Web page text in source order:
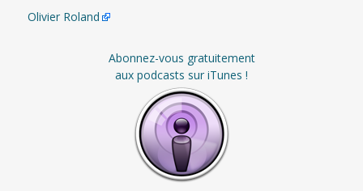
Olivier Roland
Abonnez-vous gratuitement
aux podcasts sur iTunes !